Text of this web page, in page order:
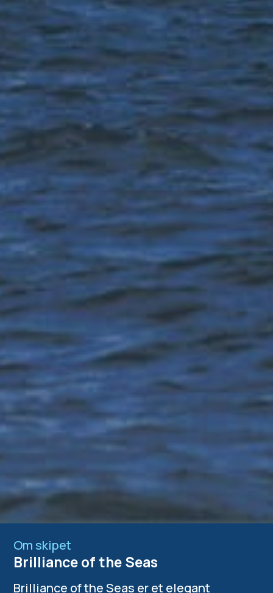
Om skipet
Brilliance of the Seas
Brilliance of the Seas er et elegant